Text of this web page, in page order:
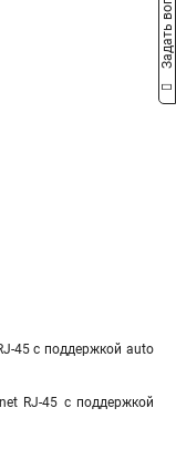
45 с поддержкой auto
RJ-45 с поддержкой
Задать вопрос